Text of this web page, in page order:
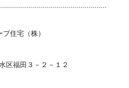
プ住宅（株）
区福田３－２－１２